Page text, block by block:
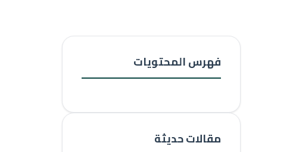
فهرس المحتويات
مقالات حديثة